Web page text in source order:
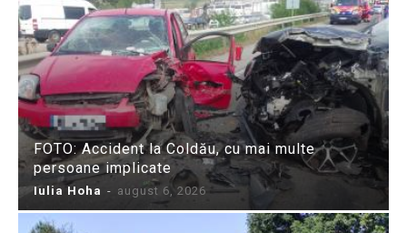
FOTO: Accident la Coldău, cu mai multe
persoane implicate
Iulia Hoha - august 6, 2026